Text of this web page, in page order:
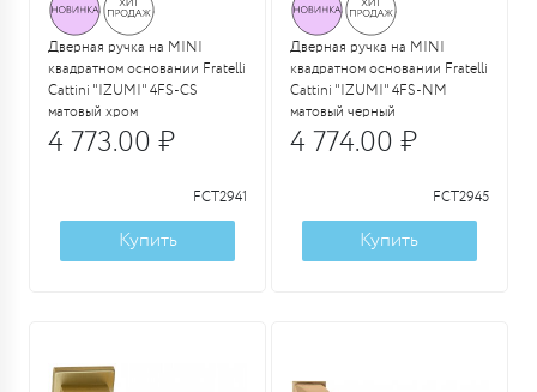
Дверная ручка на MINI
квадратном основании Fratelli
Cattini "IZUMI" 4FS-CS
матовый хром
4 773.00 ₽
FCT2941
Купить
Дверная ручка на MINI
квадратном основании Fratelli
Cattini "IZUMI" 4FS-NM
матовый черный
4 774.00 ₽
FCT2945
Купить